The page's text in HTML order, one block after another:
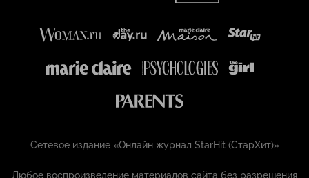
Сетевое издание «Онлайн журнал StarHit (СтарХит)»
Любое воспроизведение материалов сайта без разрешения